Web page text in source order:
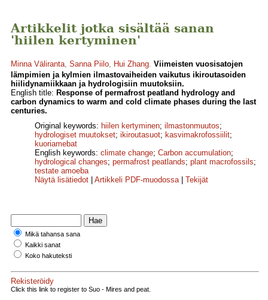
Artikkelit jotka sisältää sanan
'hiilen kertyminen'
Minna Väliranta, Sanna Piilo, Hui Zhang. Viimeisten vuosisatojen
lämpimien ja kylmien ilmastovaiheiden vaikutus ikiroutasoiden
hiilidynamiikkaan ja hydrologisiin muutoksiin.
English title: Response of permafrost peatland hydrology and
carbon dynamics to warm and cold climate phases during the last
centuries.
Original keywords: hiilen kertyminen; ilmastonmuutos;
hydrologiset muutokset; ikiroutasuot; kasvimakrofossiilit;
kuoriamebat
English keywords: climate change; Carbon accumulation;
hydrological changes; permafrost peatlands; plant macrofossils;
testate amoeba
Näytä lisätiedot
Artikkeli PDF-muodossa| Tekijät
Mikä tahansa sana
Kaikki sanat
Koko hakuteksti
Rekisteröidy
Click this link to register to Suo - Mires and peat.